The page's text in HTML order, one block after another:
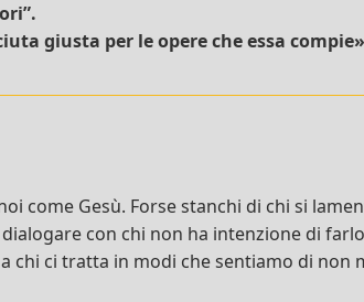
giusta per le opere che essa
come Gesù. Forse stanchi di chi si
con chi non ha intenzione di
chi ci tratta in modi che sentiamo di non